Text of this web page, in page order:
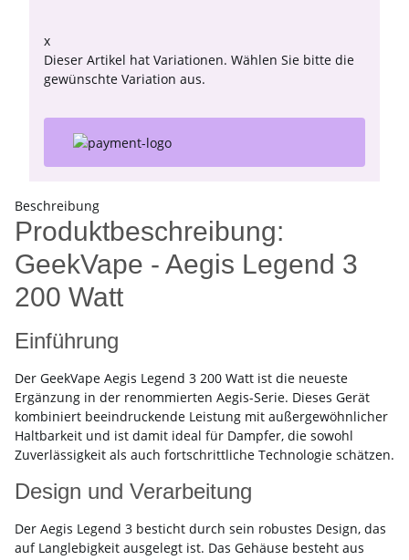
x
Dieser Artikel hat Variationen. Wählen Sie bitte die
gewünschte Variation aus.
Beschreibung
Produktbeschreibung:
GeekVape - Aegis Legend 3
200 Watt
Einführung
Der GeekVape Aegis Legend 3 200 Watt ist die neueste
Ergänzung in der renommierten Aegis-Serie. Dieses Gerät
kombiniert beeindruckende Leistung mit außergewöhnlicher
Haltbarkeit und ist damit ideal für Dampfer, die sowohl
Zuverlässigkeit als auch fortschrittliche Technologie schätzen.
Design und Verarbeitung
Der Aegis Legend 3 besticht durch sein robustes Design, das
auf Langlebigkeit ausgelegt ist. Das Gehäuse besteht aus